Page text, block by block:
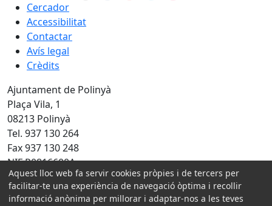
Cercador
Accessibilitat
Contactar
Avís legal
Crèdits
Ajuntament de Polinyà
Plaça Vila, 1
08213 Polinyà
Tel. 937 130 264
Fax 937 130 248
NIF P0816600A
Amb la col·laboració de:
Aquest lloc web fa servir cookies pròpies i de tercers per
facilitar-te una experiència de navegació òptima i recollir
informació anònima per millorar i adaptar-nos a les teves